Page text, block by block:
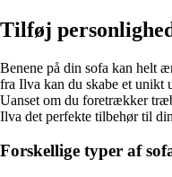
Tilføj
Benene på din sofa kan helt
fra Ilva kan du skabe et unikt
Uanset om du foretrækker
Ilva det perfekte tilbehør til
Forskellige typer af